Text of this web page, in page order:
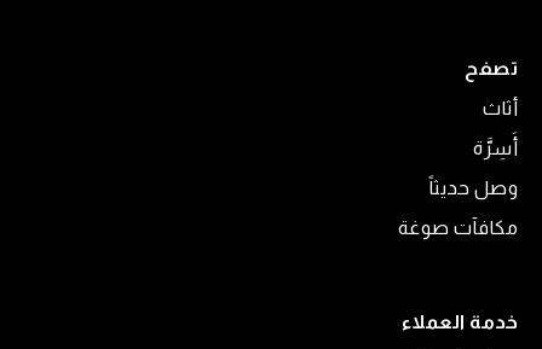
تصفح
أثاث
أَسِرَّة
وصل حديثاً
مكافآت صوغة
خدمة العملاء